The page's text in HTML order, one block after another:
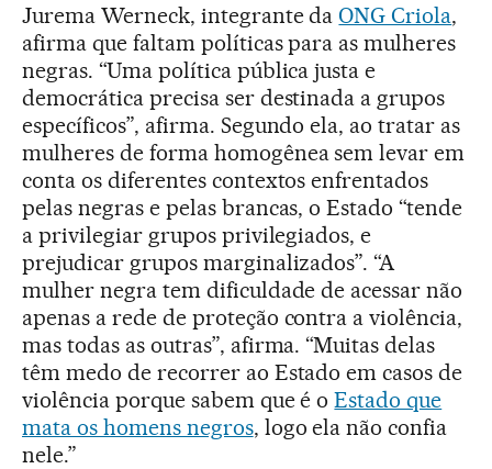
Jurema Werneck, integrante da ONG Criola,
afirma que faltam políticas para as mulheres
negras. “Uma política pública justa e
democrática precisa ser destinada a grupos
específicos”, afirma. Segundo ela, ao tratar as
mulheres de forma homogênea sem levar em
conta os diferentes contextos enfrentados
pelas negras e pelas brancas, o Estado “tende
a privilegiar grupos privilegiados, e
prejudicar grupos marginalizados”. “A
mulher negra tem dificuldade de acessar não
apenas a rede de proteção contra a violência,
mas todas as outras”, afirma. “Muitas delas
têm medo de recorrer ao Estado em casos de
violência porque sabem que é oEstado que
mata os homens negros, logo ela não confia
nele.”